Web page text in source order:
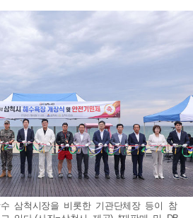
삼척시장을 비롯한 기관단체장 등이 참